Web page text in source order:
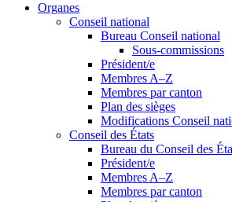
Organes
Conseil national
Bureau Conseil national
Sous-commissions
Président/e
Membres A–Z
Membres par canton
Plan des sièges
Modifications Conseil
Conseil des États
Bureau du Conseil des
Président/e
Membres A–Z
Membres par canton